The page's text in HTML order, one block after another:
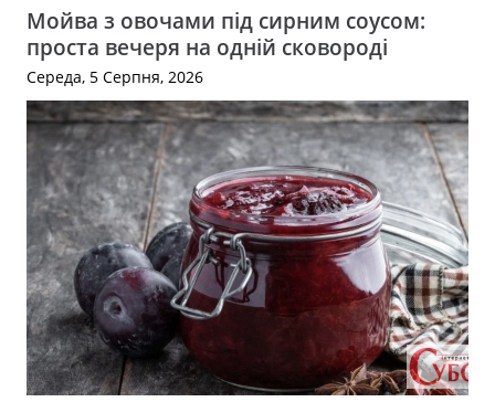
Мойва з овочами під сирним соусом:
проста вечеря на одній сковороді
Середа, 5 Серпня, 2026